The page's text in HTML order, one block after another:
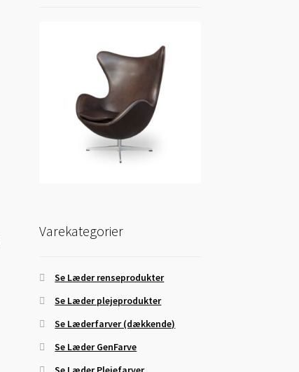
Varekategorier
Se Læder renseprodukter
Se Læder plejeprodukter
Se Læderfarver (dækkende)
Se Læder GenFarve